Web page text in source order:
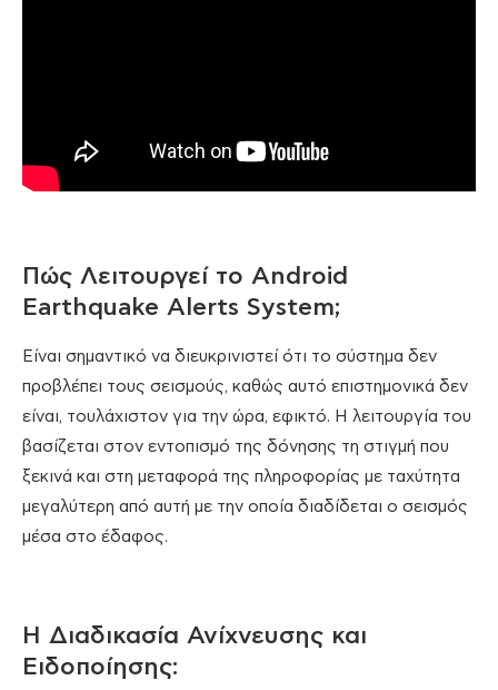
Πώς Λειτουργεί το Android
Earthquake Alerts System;
Είναι σημαντικό να διευκρινιστεί ότι το σύστημα δεν
προβλέπει τους σεισμούς, καθώς αυτό επιστημονικά δεν
είναι, τουλάχιστον για την ώρα, εφικτό. Η λειτουργία του
βασίζεται στον εντοπισμό της δόνησης τη στιγμή που
ξεκινά και στη μεταφορά της πληροφορίας με ταχύτητα
μεγαλύτερη από αυτή με την οποία διαδίδεται ο σεισμός
μέσα στο έδαφος.
Η Διαδικασία Ανίχνευσης και
Ειδοποίησης: